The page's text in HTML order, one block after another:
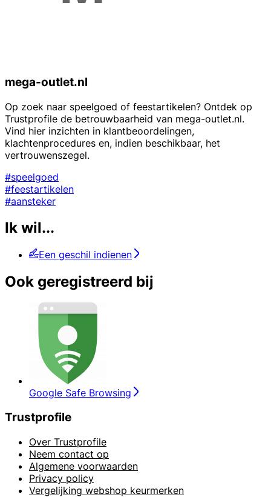
mega-outlet.nl
Op zoek naar speelgoed of feestartikelen? Ontdek op
Trustprofile de betrouwbaarheid van mega-outlet.nl.
Vind hier inzichten in klantbeoordelingen,
klachtenprocedures en, indien beschikbaar, het
vertrouwenszegel.
#speelgoed
#feestartikelen
#aansteker
Ik wil...
Een geschil indienen
Ook geregistreerd bij
Google Safe Browsing
Trustprofile
Over Trustprofile
Neem contact op
Algemene voorwaarden
Privacy policy
Vergelijking webshop keurmerken